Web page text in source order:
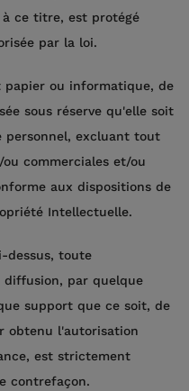
ce titre, est protégé
par la loi.
ou informatique, de
sous réserve qu'elle soit
personnel, excluant tout
commerciales et/ou
aux dispositions de
Intellectuelle.
dessus, toute
par quelque
support que ce soit, de
obtenu l'autorisation
est strictement
contrefaçon.